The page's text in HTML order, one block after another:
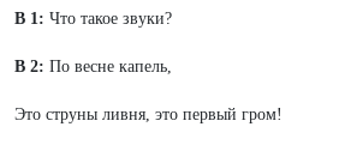
В 1: Что такое звуки?
В 2: По весне капель,
Это струны ливня, это первый гром!